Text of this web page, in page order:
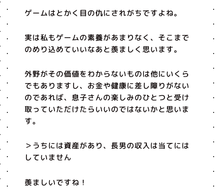
ゲームはとかく目の仇にされがちですよね。
実は私もゲームの素養があまりなく、そこまで
のめり込めていいなあと羨ましく思います。
外野がその価値をわからないものは他にいくら
でもありますし、お金や健康に差し障りがない
のであれば、息子さんの楽しみのひとつと受け
取っていただけたらいいのではないかと思いま
す。
＞うちには資産があり、長男の収入は当てには
していません
羨ましいですね！